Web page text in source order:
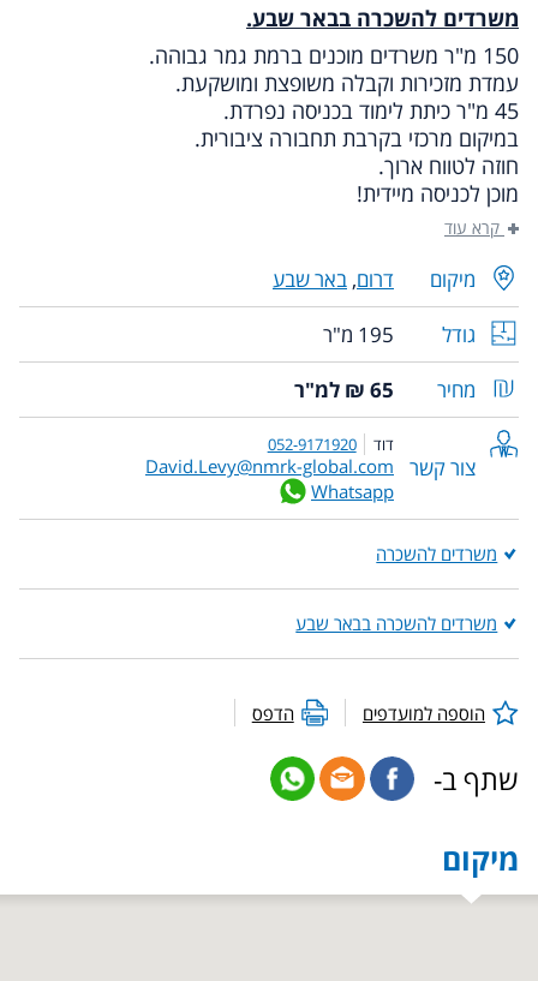
משרדים להשכרה בבאר שבע.
150 מ"ר משרדים מוכנים ברמת גמר גבוהה.
עמדת מזכירות וקבלה משופצת ומושקעת.
45 מ"ר
כיתת לימוד בכניסה נפרדת.
במיקום מרכזי בקרבת תחבורה ציבורית.
חוזה לטווח ארוך.
מוכן לכניסה מיידית!
מיקום דרום, באר שבע
גודל
195 מ"ר
מחיר
65 ₪ למ"ר
צור קשר
דוד 052-9171920
David.Levy@nmrk-global.com
Whatsapp
משרדים להשכרה
משרדים להשכרה בבאר שבע
הוספה למועדפים הדפס
שתף ב-
מיקום